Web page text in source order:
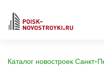
Каталог новостроек Санкт-